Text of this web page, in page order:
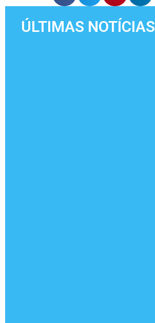
ÚLTIMAS NOTÍCIAS